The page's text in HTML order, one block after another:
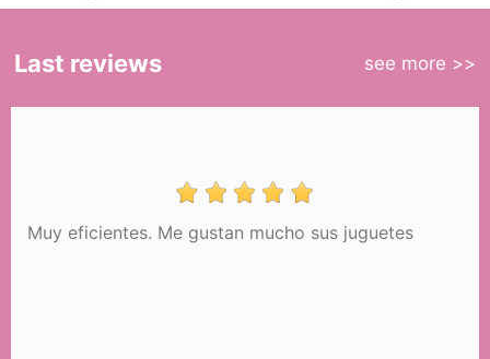
Last reviews see more >>
Me gustan mucho sus juguetes